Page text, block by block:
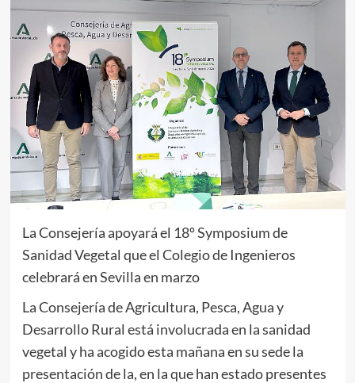
La Consejería apoyará el 18º Symposium de
Sanidad Vegetal que el Colegio de Ingenieros
celebrará en Sevilla en marzo
La Consejería de Agricultura, Pesca, Agua y
Desarrollo Rural está involucrada en la sanidad
vegetal y ha acogido esta mañana en su sede la
presentación de la, en la que han estado presentes